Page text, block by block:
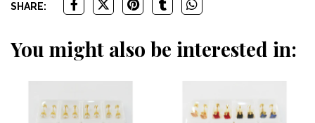
SHARE:
You might also be interested in: